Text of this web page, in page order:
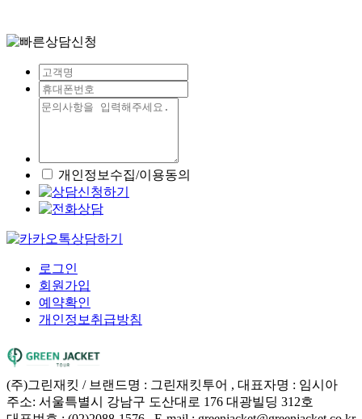
개인정보수집/이용동의
로그인
회원가입
예약확인
개인정보취급방침
(주)그린재킷 / 브랜드명 : 그린재킷투어 , 대표자명 : 임시아
주소: 서울특별시 강남구 도산대로 176 대광빌딩 312호